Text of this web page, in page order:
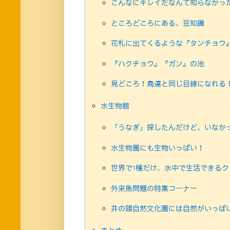
こんなにキレイだなんて知らなかっ
ところどころにある、豆知識
花札に出てくるような『タンチョウ』
『ハクチョウ』『ガン』の池
見どころ！鳥達と同じ目線になれる！
水生物館
「うなぎ」探したんだけど、いなか
水生物園にも生物いっぱい！
世界で1種だけ、水中で生活できる
外来魚問題の特集コーナー
井の頭自然文化園には自然がいっぱ